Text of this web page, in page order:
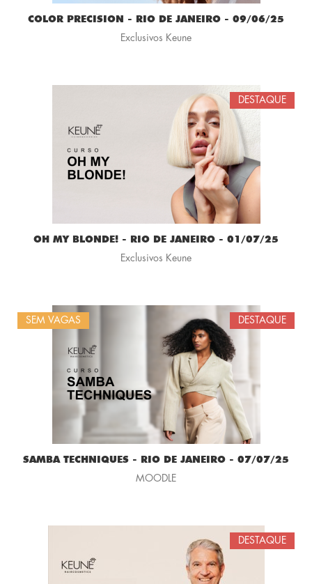
COLOR PRECISION - RIO DE JANEIRO - 09/06/25
Exclusivos Keune
DESTAQUE
OH MY BLONDE! - RIO DE JANEIRO - 01/07/25
Exclusivos Keune
SEM VAGAS DESTAQUE
SAMBA TECHNIQUES - RIO DE JANEIRO - 07/07/25
MOODLE
DESTAQUE